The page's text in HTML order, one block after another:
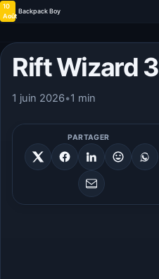
10
Août
Backpack Boy
Rift Wizard 3
1 juin 2026•1 min
PARTAGER